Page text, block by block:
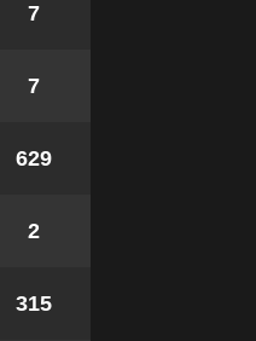
7
7
629
2
315